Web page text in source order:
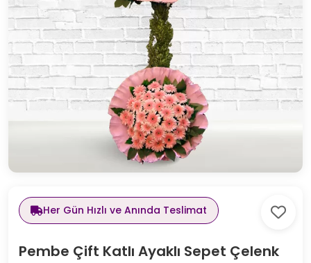
Her Gün Hızlı ve Anında Teslimat
Pembe Çift Katlı Ayaklı Sepet Çelenk